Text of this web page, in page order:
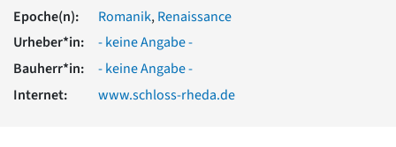
Romanik
Vorromanik
Römische Antike
Über uns
Über baukunst-nrw
Epoche(n):
Romanik,Renaissance
Urheber*in:
- keine Angabe -
Bauherr*in:
- keine Angabe -
Internet:
www.schloss-rheda.de